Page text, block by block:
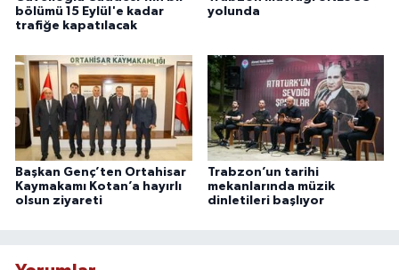
bölümü 15 Eylül'e kadar
trafiğe kapatılacak
yolunda
Başkan Genç’ten Ortahisar
Kaymakamı Kotan’a hayırlı
olsun ziyareti
Trabzon’un tarihi
mekanlarında müzik
dinletileri başlıyor